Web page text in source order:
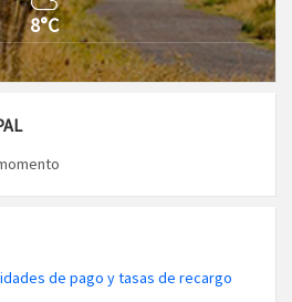
8°C
de pago y tasas de recargo